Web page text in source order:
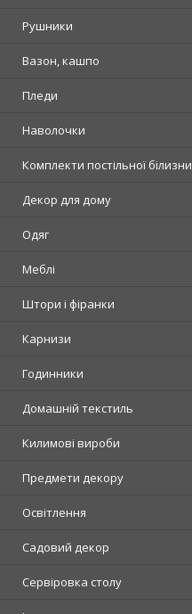
Рушники
Вазон, кашпо
Пледи
Наволочки
Комплекти постільної білизни
Декор для дому
Одяг
Меблі
Штори і фіранки
Карнизи
Годинники
Домашній текстиль
Килимові вироби
Предмети декору
Освітлення
Садовий декор
Сервіровка столу